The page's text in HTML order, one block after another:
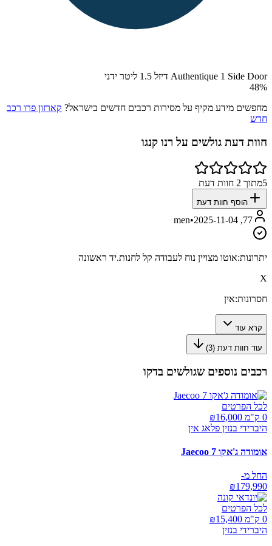
Authentique 1 Side Door דיזל 1.5 ליטר ידני
48%
מחפשים מידע מקיף על מסירות רכבים חדשים בישראל? קארזון פרו רכב
חדש
חוות דעת גולשים על רנו קנגו
5מתוך 2 חוות דעת
הוסף חוות דעת
77, men
•2025-11-04
יתרונות:אוטו מצויין נוח לעבודה קל לחנות.יד ראשונה
X
חסרונות:אין
קרא עוד
עוד חוות דעת (3
)
רכבים נוספים שגולשים בדקו
לכל הפרטים
0 ק"מ ₪
16,000
היברידי בנזין פלאג אין
אומודה ג'אקו Jaecoo 7
החל מ-
₪179,990
לכל הפרטים
0 ק"מ ₪
15,400
היברידי בנזין